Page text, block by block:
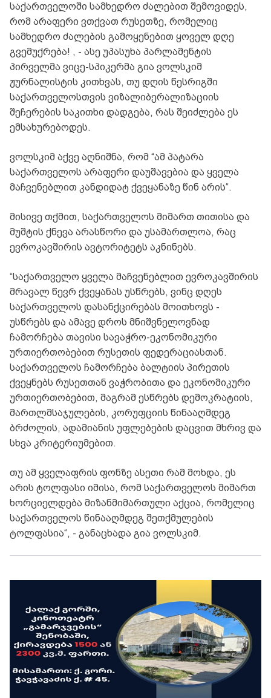
საქართველოში სამხედრო ძალებით შემოვიდეს,
რომ არაფერი ვთქვათ რუსეთზე, რომელიც
სამხედრო ძალების გამოყენებით ყოველ დღე
გვემუქრება! , - ასე უპასუხა პარლამენტის
პირველმა ვიცე-სპიკერმა გია ვოლსკიმ
ჟურნალისტის კითხვას, თუ დღის წესრიგში
საქართველოსთვის ვიზალიბერალიზაციის
შეჩერების საკითხი დადგება, რას შეიძლება ეს
ემსახურებოდეს.
ვოლსკიმ აქვე აღნიშნა, რომ “ამ პატარა
საქართველოს არაფერი დაუშავებია და ყველა
მაჩვენებლით კანდიდატ ქვეყანაზე წინ არის“.
მისივე თქმით, საქართველოს მიმართ თითისა და
მუშტის ქნევა არასწორი და უსამართლოა, რაც
ევროკავშირის ავტორიტეტს აკნინებს.
“საქართველო ყველა მაჩვენებლით ევროკავშირის
მრავალ წევრ ქვეყანას უსწრებს, ვინც დღეს
საქართველოს დასანქცირებას მოითხოვს -
უსწრებს და ამავე დროს მნიშვნელოვნად
ჩამორჩება თავისი სავაჭრო-ეკონომიკური
ურთიერთობებით რუსეთის ფედერაციასთან.
საქართველოს ჩამორჩება ბალტიის პირეთის
ქვეყნებს რუსეთთან ვაჭრობითა და ეკონომიკური
ურთიერთობებით, მაგრამ ესწრებს დემოკრატიის,
მართლმსაჯულების, კორუფციის წინააღმდეგ
ბრძოლის, ადამიანის უფლებების დაცვით მხრივ და
სხვა კრიტერიუმებით.
თუ ამ ყველაფრის ფონზე ასეთი რამ მოხდა, ეს
არის ტოლფასი იმისა, რომ საქართველოს მიმართ
ხორციელდება მიზანმიმართული აქცია, რომელიც
საქართველოს წინააღმდეგ შეთქმულების
ტოლფასია“, - განაცხადა გია ვოლსკიმ.